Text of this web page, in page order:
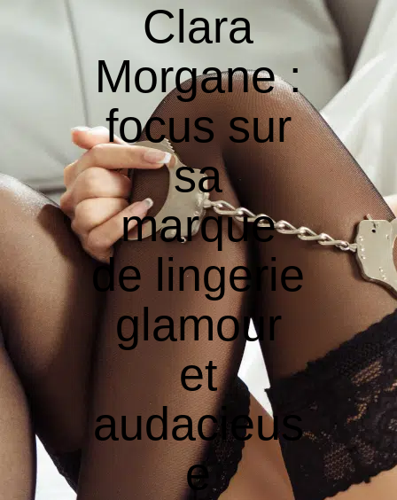
Clara
Morgane :
focus sur
sa
marque
de lingerie
glamour
et
audacieus
e